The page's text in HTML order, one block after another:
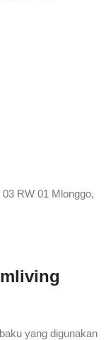
RW 01 Mlonggo,
yang digunakan